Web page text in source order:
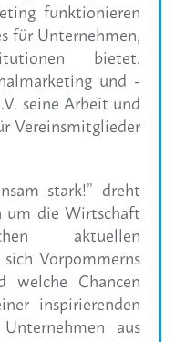
funktionieren
für Unternehmen,
bietet.
und -
seine Arbeit und
Vereinsmitglieder
stark!” dreht
um die Wirtschaft
aktuellen
sich Vorpommerns
welche Chancen
inspirierenden
aus